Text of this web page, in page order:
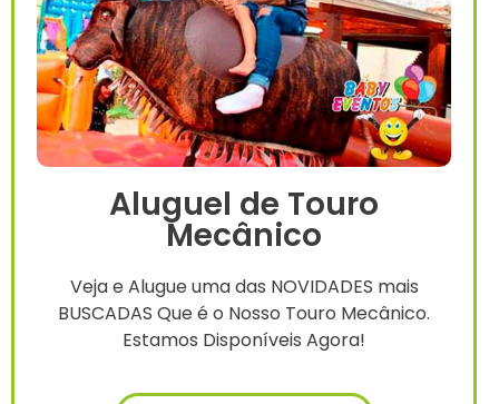
Aluguel de Touro
Mecânico
Veja e Alugue uma das NOVIDADES mais
BUSCADAS Que é o Nosso Touro Mecânico.
Estamos Disponíveis Agora!